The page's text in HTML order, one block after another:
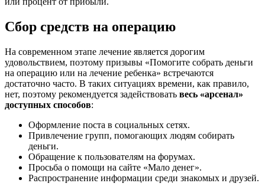
Сбор средств на операцию
На современном этапе лечение является дорогим
удовольствием, поэтому призывы «Помогите собрать деньги
на операцию или на лечение ребенка» встречаются
достаточно часто. В таких ситуациях времени, как правило,
нет, поэтому рекомендуется задействовать весь «арсенал»
доступных способов:
Оформление поста в социальных сетях.
Привлечение групп, помогающих людям собирать
деньги.
Обращение к пользователям на форумах.
Просьба о помощи на сайте «Мало денег».
Распространение информации среди знакомых и друзей.